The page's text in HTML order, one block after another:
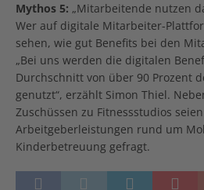
Mythos 5: „Mitarbeitende nutzen
Wer auf digitale Mitarbeiter-
sehen, wie gut Benefits bei den
„Bei uns werden die digitalen
Durchschnitt von über 90 Prozent
genutzt“, erzählt Simon Thiel.
Zuschüssen zu Fitnessstudios
Arbeitgeberleistungen rund um
Kinderbetreuung gefragt.